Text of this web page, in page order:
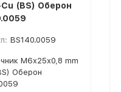
(BS) Оберон
BS140.0059
М6x25х0,8 mm
Оберон